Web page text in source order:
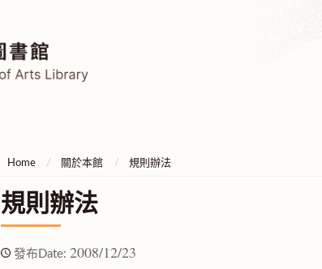
Home 關於本館 規則辦法
規則辦法
發布Date: 2008/12/23